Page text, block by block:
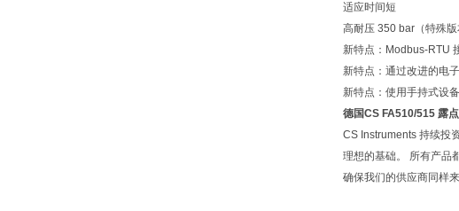
适应时间短
高耐压 350 bar（特殊版
新特点：Modbus-RTU
新特点：通过改进的电
新特点：使用手持式设
德国CS FA510/515 露
CS Instruments 持续投
理想的基础。 所有产品
确保我们的供应商同样